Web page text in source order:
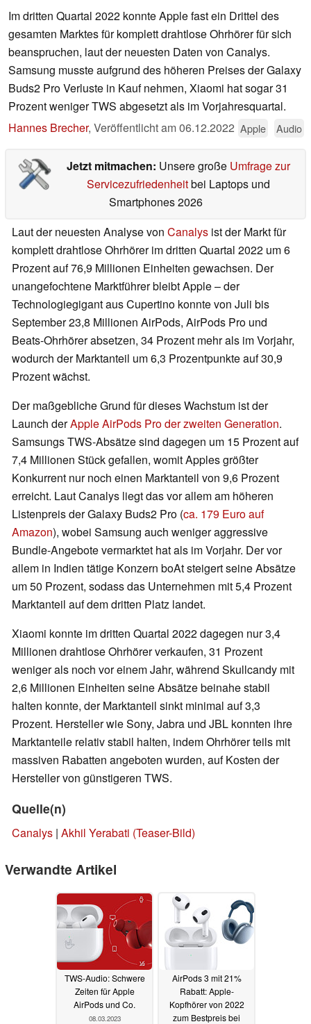
Im dritten Quartal 2022 konnte Apple fast ein Drittel des
gesamten Marktes für komplett drahtlose Ohrhörer für sich
beanspruchen, laut der neuesten Daten von Canalys.
Samsung musste aufgrund des höheren Preises der Galaxy
Buds2 Pro Verluste in Kauf nehmen, Xiaomi hat sogar 31
Prozent weniger TWS abgesetzt als im Vorjahresquartal.
Hannes Brecher, Veröffentlicht am06.12.2022 Apple Audio
Jetzt mitmachen: Unsere große Umfrage zur
Servicezufriedenheitbei Laptops und
Smartphones 2026
Laut der neuesten Analyse von Canalys ist der Markt für
komplett drahtlose Ohrhörer im dritten Quartal 2022 um 6
Prozent auf 76,9 Millionen Einheiten gewachsen. Der
unangefochtene Marktführer bleibt Apple – der
Technologiegigant aus Cupertino konnte von Juli bis
September 23,8 Millionen AirPods, AirPods Pro und
Beats-Ohrhörer absetzen, 34 Prozent mehr als im Vorjahr,
wodurch der Marktanteil um 6,3 Prozentpunkte auf 30,9
Prozent wächst.
Der maßgebliche Grund für dieses Wachstum ist der
Launch derApple AirPods Pro der zweiten Generation.
Samsungs TWS-Absätze sind dagegen um 15 Prozent auf
7,4 Millionen Stück gefallen, womit Apples größter
Konkurrent nur noch einen Marktanteil von 9,6 Prozent
erreicht. Laut Canalys liegt das vor allem am höheren
Listenpreis der Galaxy Buds2 Pro (ca. 179 Euro auf
Amazon), wobei Samsung auch weniger aggressive
Bundle-Angebote vermarktet hat als im Vorjahr. Der vor
allem in Indien tätige Konzern boAt steigert seine Absätze
um 50 Prozent, sodass das Unternehmen mit 5,4 Prozent
Marktanteil auf dem dritten Platz landet.
Xiaomi konnte im dritten Quartal 2022 dagegen nur 3,4
Millionen drahtlose Ohrhörer verkaufen, 31 Prozent
weniger als noch vor einem Jahr, während Skullcandy mit
2,6 Millionen Einheiten seine Absätze beinahe stabil
halten konnte, der Marktanteil sinkt minimal auf 3,3
Prozent. Hersteller wie Sony, Jabra und JBL konnten ihre
Marktanteile relativ stabil halten, indem Ohrhörer teils mit
massiven Rabatten angeboten wurden, auf Kosten der
Hersteller von günstigeren TWS.
Quelle(n)
Canalys | Akhil Yerabati (Teaser-Bild)
Verwandte Artikel
TWS-Audio: Schwere
Zeiten für Apple
AirPods und Co.
08.03.2023
AirPods 3 mit 21%
Rabatt: Apple-
Kopfhörer von 2022
zum Bestpreis bei